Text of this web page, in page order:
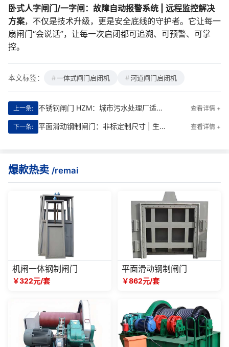
卧式人字闸门/一字闸：故障自动报警系统 | 远程监控解决
方案，不仅是技术升级，更是安全底线的守护者。它让每一
扇闸门“会说话”，让每一次启闭都可追溯、可预警、可掌
控。
本文标签： 一体式闸门启闭机 河道闸门启闭机
上一条: 不锈钢闸门 HZM：城市污水处理厂适配方案 | 与现有工程无缝对接 查看详情 +
下一条: 平面滑动钢制闸门：非标定制尺寸 | 生态友好大流量场景应用 查看详情 +
爆款热卖 /remai
机闸一体钢制闸门
￥322元/套
平面滑动钢制闸门
￥862元/套